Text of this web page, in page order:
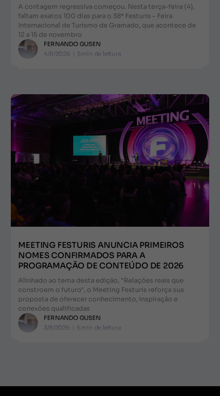
A contagem regressiva começou. Nesta terça-feira (4),
faltam exatos 100 dias para o 38º Festuris – Feira
Internacional de Turismo de Gramado, que acontece de
12 a 15 de novembro
FERNANDO GUSEN
4/8/2026 | 5min de leitura
MEETING FESTURIS ANUNCIA PRIMEIROS
NOMES CONFIRMADOS PARA A
PROGRAMAÇÃO DE CONTEÚDO DE 2026
Alinhado ao tema desta edição, "Relações reais que
constroem o futuro", o Meeting Festuris reforça sua
proposta de oferecer conhecimento, inspiração e
conexões qualificadas
FERNANDO GUSEN
3/8/2026 | 6 min de leitura